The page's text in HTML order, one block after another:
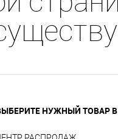
НУЖНЫЙ ТОВАР В